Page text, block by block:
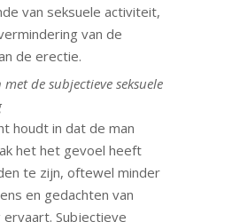
van seksuele activiteit,
van de
de erectie.
de subjectieve seksuele
houdt in dat de man
het het gevoel heeft
te zijn, oftewel minder
en gedachten van
ervaart. Subjectieve